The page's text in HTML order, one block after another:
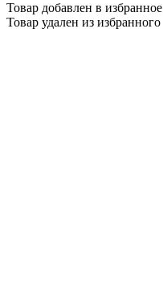
Товар добавлен в избранное
Товар удален из избранного